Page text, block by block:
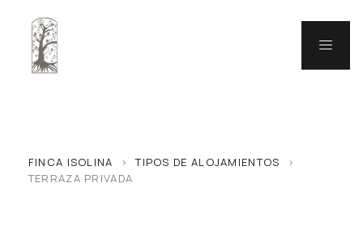
FINCA ISOLINA > TIPOS DE ALOJAMIENTOS
>
TERRAZA PRIVADA